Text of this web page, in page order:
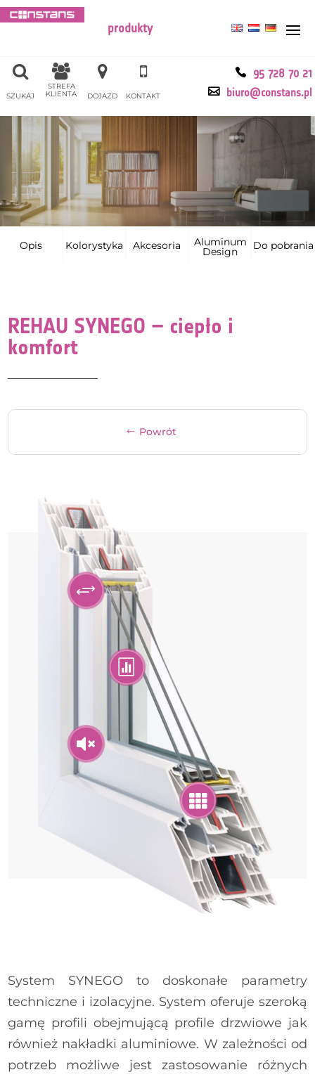
produkty
95 728 70 21
biuro@constans.pl
KONTAKT
DOJAZD
STREFA
KLIENTA
SZUKAJ
Opis Kolorystyka Akcesoria Aluminum
Design Do pobrania
REHAU SYNEGO – ciepło i
komfort
Powrót
+



System SYNEGO to doskonałe parametry
techniczne i izolacyjne. System oferuje szeroką
gamę profili obejmującą profile drzwiowe jak
również nakładki aluminiowe. W zależności od
potrzeb możliwe jest zastosowanie różnych